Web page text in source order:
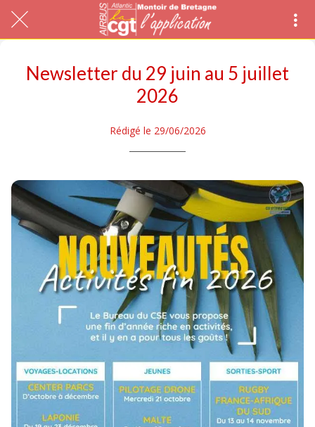
Newsletter du 29 juin au 5 juillet
2026
Rédigé le 29/06/2026